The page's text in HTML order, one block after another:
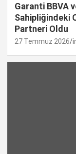
Garanti BBVA
Sahipliğindeki
Partneri Oldu
27 Temmuz 2026